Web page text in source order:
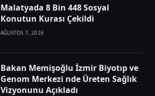
Malatyada 8 Bin 448 Sosyal
Konutun Kurası Çekildi
AĞUSTOS 7, 2026
Bakan Memişoğlu İzmir Biyotıp ve
Genom Merkezi nde Üreten Sağlık
Vizyonunu Açıkladı